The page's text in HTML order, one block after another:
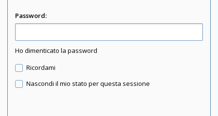
Password:
Ho dimenticato la password
Ricordami
Nascondi il mio stato per questa sessione